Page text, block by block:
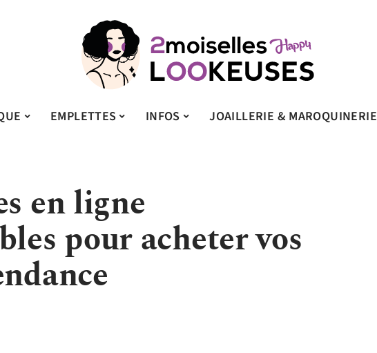
EMPLETTES INFOS JOAILLERIE & MAROQUINERIE
en ligne
pour acheter vos